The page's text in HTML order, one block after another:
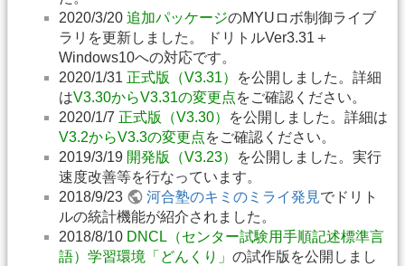
2020/3/20 追加パッケージのMYUロボ制御ライブ
ラリを更新しました。 ドリトルVer3.31＋
Windows10への対応です。
2020/1/31 正式版（V3.31）
を公開しました。詳細
はV3.30からV3.31の変更点をご確認ください。
2020/1/7 正式版（V3.30）
を公開しました。詳細は
V3.2からV3.3の変更点をご確認ください。
2019/3/19 開発版（V3.23）
を公開しました。実行
速度改善等を行なっています。
2018/9/23
河合塾のキミのミライ発見でドリト
ルの統計機能が紹介されました。
2018/8/10 DNCL（センター試験用手順記述標準言
語）学習環境「どんくり」 の試作版を公開しまし